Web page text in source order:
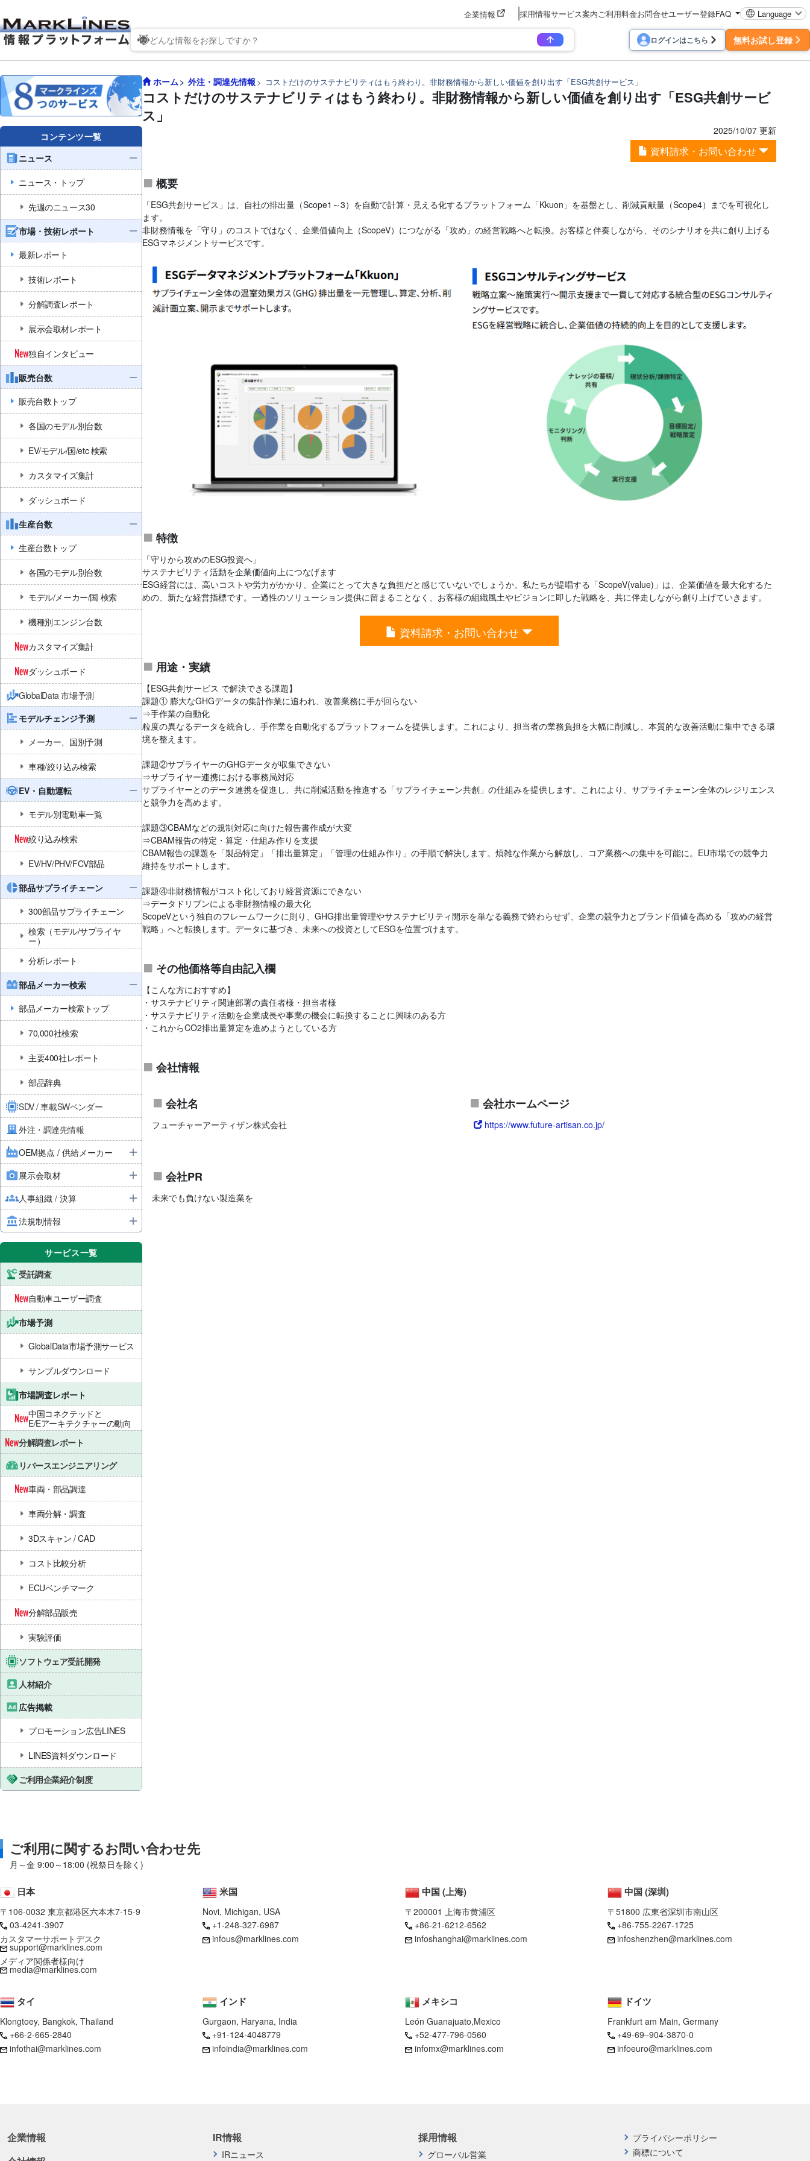
企業情報 採用情報サービス案内 ご利用料金お問合せユーザー登録FAQ Language
ログインはこちら 無料お試し登録
コンテンツ一覧
ニュース
ニュース・トップ
先週のニュース30
市場・技術レポート
最新レポート
技術レポート
分解調査レポート
展示会取材レポート
独自インタビュー
販売台数
販売台数トップ
各国のモデル別台数
EV/モデル/国/etc 検索
カスタマイズ集計
ダッシュボード
生産台数
生産台数トップ
各国のモデル別台数
モデル/メーカー/国 検索
機種別エンジン台数
カスタマイズ集計
ダッシュボード
GlobalData 市場予測
モデルチェンジ予測
メーカー、国別予測
車種/絞り込み検索
EV・自動運転
モデル別電動車一覧
絞り込み検索
EV/HV/PHV/FCV部品
部品サプライチェーン
300部品サプライチェーン
検索（モデル/サプライヤ
ー）
分析レポート
部品メーカー検索
部品メーカー検索トップ
70,000社検索
主要400社レポート
部品辞典
SDV / 車載SWベンダー
外注・調達先情報
OEM拠点 / 供給メーカー
展示会取材
人事組織 / 決算
法規制情報
サービス一覧
受託調査
自動車ユーザー調査
市場予測
GlobalData市場予測サービス
サンプルダウンロード
市場調査レポート
中国コネクテッドと
E/Eアーキテクチャーの動向
分解調査レポート
リバースエンジニアリング
車両・部品調達
車両分解・調査
3Dスキャン / CAD
コスト比較分析
ECUベンチマーク
分解部品販売
実験評価
ソフトウェア受託開発
人材紹介
広告掲載
プロモーション広告LINES
LINES資料ダウンロード
ご利用企業紹介制度
ホーム 外注・調達先情報 コストだけのサステナビリティはもう終わり。非財務情報から新しい価値を創り出す「ESG共創サービス」
コストだけのサステナビリティはもう終わり。非財務情報から新しい価値を創り出す「ESG共創サービ
ス」
2025/10/07 更新
資料請求・お問い合わせ
概要
「ESG共創サービス」は、自社の排出量（Scope1～3）を自動で計算・見える化するプラットフォーム「Kkuon」を基盤とし、削減貢献量（Scope4）までを可視化し
ます。
非財務情報を「守り」のコストではなく、企業価値向上（ScopeV）につながる「攻め」の経営戦略へと転換。お客様と伴奏しながら、そのシナリオを共に創り上げる
ESGマネジメントサービスです。
特徴
「守りから攻めのESG投資へ」
サステナビリティ活動を企業価値向上につなげます
ESG経営には、高いコストや労力がかかり、企業にとって大きな負担だと感じていないでしょうか。私たちが提唱する「ScopeV(value)」は、企業価値を最大化するた
めの、新たな経営指標です。一過性のソリューション提供に留まることなく、お客様の組織風土やビジョンに即した戦略を、共に伴走しながら創り上げていきます。
資料請求・お問い合わせ
用途・実績
【ESG共創サービス で解決できる課題】
課題① 膨大なGHGデータの集計作業に追われ、改善業務に手が回らない
⇒手作業の自動化
粒度の異なるデータを統合し、手作業を自動化するプラットフォームを提供します。これにより、担当者の業務負担を大幅に削減し、本質的な改善活動に集中できる環
境を整えます。
課題②サプライヤーのGHGデータが収集できない
⇒サプライヤー連携における事務局対応
サプライヤーとのデータ連携を促進し、共に削減活動を推進する「サプライチェーン共創」の仕組みを提供します。これにより、サプライチェーン全体のレジリエンス
と競争力を高めます。
課題③CBAMなどの規制対応に向けた報告書作成が大変
⇒CBAM報告の特定・算定・仕組み作りを支援
CBAM報告の課題を「製品特定」「排出量算定」「管理の仕組み作り」の手順で解決します。煩雑な作業から解放し、コア業務への集中を可能に。EU市場での競争力
維持をサポートします。
課題④非財務情報がコスト化しており経営資源にできない
⇒データドリブンによる非財務情報の最大化
ScopeVという独自のフレームワークに則り、GHG排出量管理やサステナビリティ開示を単なる義務で終わらせず、企業の競争力とブランド価値を高める「攻めの経営
戦略」へと転換します。データに基づき、未来への投資としてESGを位置づけます。
その他価格等自由記入欄
【こんな方におすすめ】
・サステナビリティ関連部署の責任者様・担当者様
・サステナビリティ活動を企業成長や事業の機会に転換することに興味のある方
・これからCO2排出量算定を進めようとしている方
会社情報
会社名
フューチャーアーティザン株式会社
会社ホームページ
https://www.future-artisan.co.jp/
会社PR
未来でも負けない製造業を
ご利用に関するお問い合わせ先
月～金 9:00～18:00 (祝祭日を除く)
日本
〒106-0032 東京都港区六本木7-15-9
03-4241-3907
カスタマーサポートデスク
support@marklines.com
メディア関係者様向け
media@marklines.com
米国
Novi, Michigan, USA
+1-248-327-6987
infous@marklines.com
メキシコ
León Guanajuato,Mexico
+52-477-796-0560
infomx@marklines.com
ドイツ
Frankfurt am Main, Germany
+49-69–904-3870-0
infoeuro@marklines.com
中国 (上海)
〒200001 上海市黄浦区
+86-21-6212-6562
infoshanghai@marklines.com
中国 (深圳)
〒51800 広東省深圳市南山区
+86-755-2267-1725
infoshenzhen@marklines.com
タイ
Klongtoey, Bangkok, Thailand
+66-2-665-2840
infothai@marklines.com
インド
Gurgaon, Haryana, India
+91-124-4048779
infoindia@marklines.com
企業情報
プライバシーポリシー
商標について
採用情報
グローバル営業
IR情報
IRニュース